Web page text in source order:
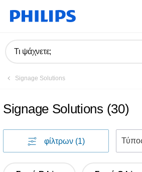
Τι ψάχνετε;
Signage Solutions
Signage Solutions (30)
φίλτρων (1)